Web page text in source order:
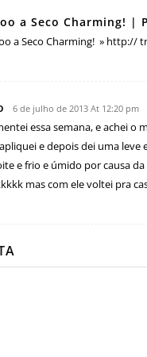
a Seco Charming! |
a Seco Charming! » http://
6 de julho de 2013 At 12:20 pm
essa semana, e achei o
e depois dei uma
e frio e úmido por causa
mas com ele voltei pra